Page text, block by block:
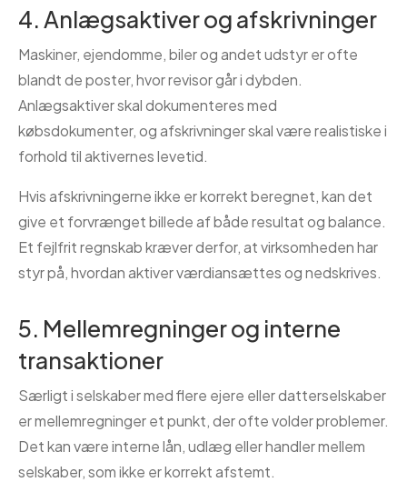
4. Anlægsaktiver og afskrivninger
Maskiner, ejendomme, biler og andet udstyr er ofte
blandt de poster, hvor revisor går i dybden.
Anlægsaktiver skal dokumenteres med
købsdokumenter, og afskrivninger skal være realistiske i
forhold til aktivernes levetid.
Hvis afskrivningerne ikke er korrekt beregnet, kan det
give et forvrænget billede af både resultat og balance.
Et fejlfrit regnskab kræver derfor, at virksomheden har
styr på, hvordan aktiver værdiansættes og nedskrives.
5. Mellemregninger og interne
transaktioner
Særligt i selskaber med flere ejere eller datterselskaber
er mellemregninger et punkt, der ofte volder problemer.
Det kan være interne lån, udlæg eller handler mellem
selskaber, som ikke er korrekt afstemt.